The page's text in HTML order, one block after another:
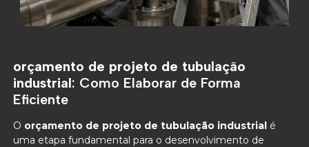
orçamento de projeto de tubulação
industrial: Como Elaborar de Forma
Eficiente
O orçamento de projeto de tubulação industrial é
uma etapa fundamental para o desenvolvimento de